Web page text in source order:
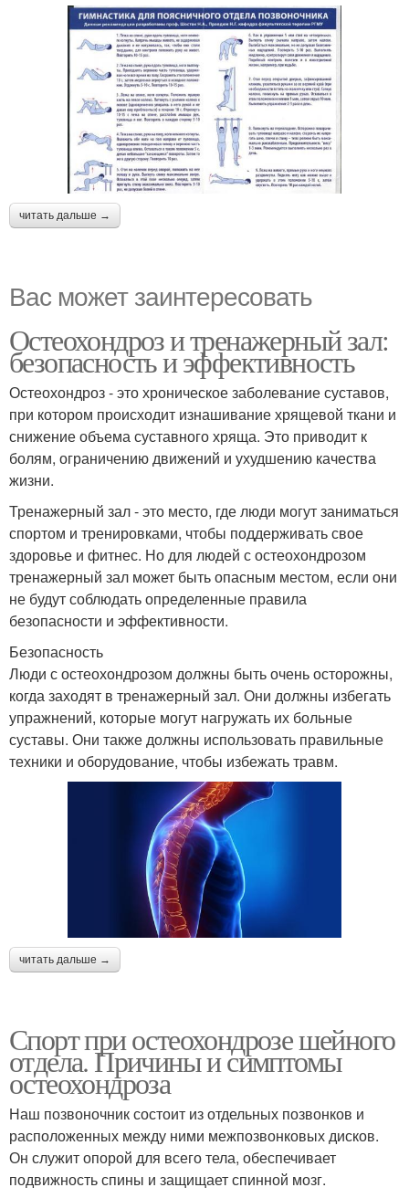
читать дальше →
Вас может заинтересовать
Остеохондроз и тренажерный зал:
безопасность и эффективность
Остеохондроз - это хроническое заболевание суставов,
при котором происходит изнашивание хрящевой ткани и
снижение объема суставного хряща. Это приводит к
болям, ограничению движений и ухудшению качества
жизни.
Тренажерный зал - это место, где люди могут заниматься
спортом и тренировками, чтобы поддерживать свое
здоровье и фитнес. Но для людей с остеохондрозом
тренажерный зал может быть опасным местом, если они
не будут соблюдать определенные правила
безопасности и эффективности.
Безопасность
Люди с остеохондрозом должны быть очень осторожны,
когда заходят в тренажерный зал. Они должны избегать
упражнений, которые могут нагружать их больные
суставы. Они также должны использовать правильные
техники и оборудование, чтобы избежать травм.
читать дальше →
Спорт при остеохондрозе шейного
отдела. Причины и симптомы
остеохондроза
Наш позвоночник состоит из отдельных позвонков и
расположенных между ними межпозвонковых дисков.
Он служит опорой для всего тела, обеспечивает
подвижность спины и защищает спинной мозг.